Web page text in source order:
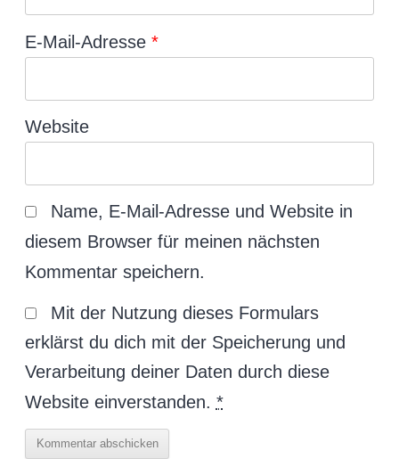
E-Mail-Adresse *
Website
Name, E-Mail-Adresse und Website in
diesem Browser für meinen nächsten
Kommentar speichern.
Mit der Nutzung dieses Formulars
erklärst du dich mit der Speicherung und
Verarbeitung deiner Daten durch diese
Website einverstanden. *